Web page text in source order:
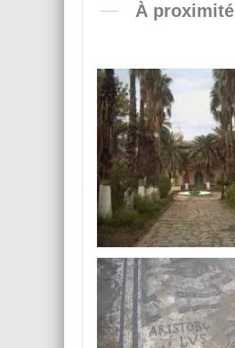
À proximité